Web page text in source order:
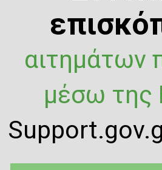
αιτημάτων
μέσω της